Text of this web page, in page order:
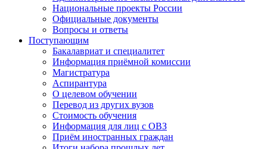
Национальные проекты России
Официальные документы
Вопросы и ответы
Поступающим
Бакалавриат и специалитет
Информация приёмной комиссии
Магистратура
Аспирантура
О целевом обучении
Перевод из других вузов
Стоимость обучения
Информация для лиц с ОВЗ
Приём иностранных граждан